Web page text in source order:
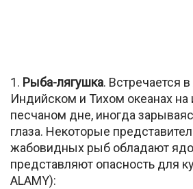
1. Рыба-лягушка. Встречается
Индийском и Тихом океанах на
песчаном дне, иногда
глаза. Некоторые
жабовидных рыб обладают
представляют опасность для
ALAMY):